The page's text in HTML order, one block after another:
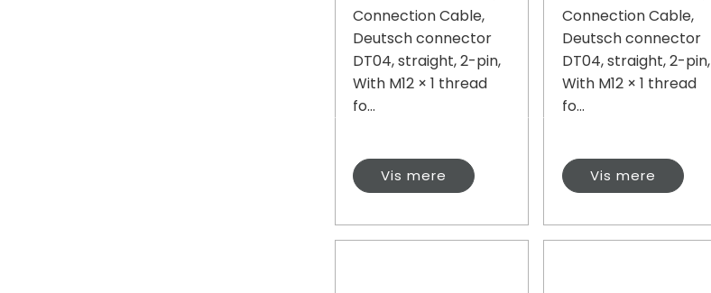
Connection Cable,
Deutsch connector
DT04, straight, 2-pin,
With M12 × 1 thread
fo...
Vis mere
Connection Cable,
Deutsch connector
DT04, straight, 2-pin,
With M12 × 1 thread
fo...
Vis mere